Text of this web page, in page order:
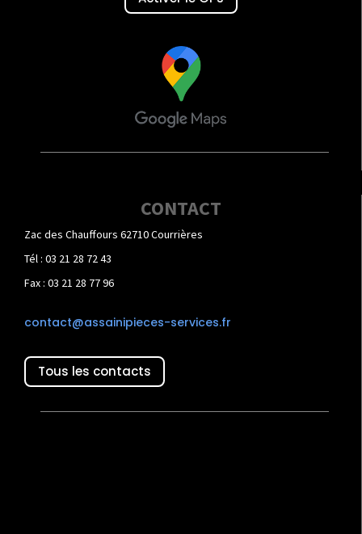
CONTACT
Zac des Chauffours 62710 Courrières
Tél : 03 21 28 72 43
Fax : 03 21 28 77 96
contact@assainipieces-services.fr
Tous les contacts